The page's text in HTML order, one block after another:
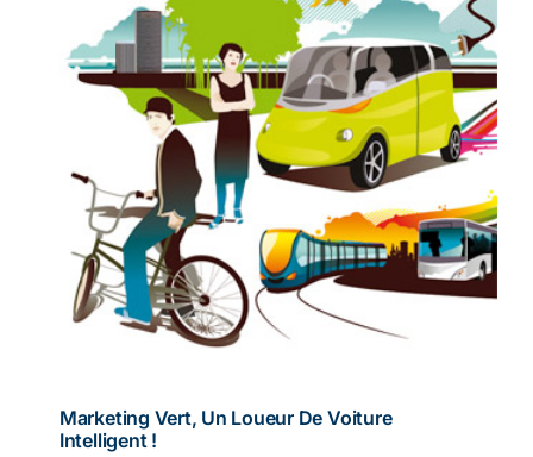
Marketing Vert, Un Loueur De Voiture
Intelligent !